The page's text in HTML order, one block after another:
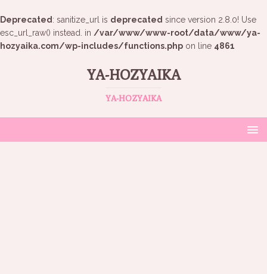
Deprecated : sanitize_url is deprecated since version 2.8.0! Use
esc_url_raw() instead. in /var/www/www-root/data/www/ya-
hozyaika.com/wp-includes/functions.php on line 4861
YA-HOZYAIKA
YA-HOZYAIKA